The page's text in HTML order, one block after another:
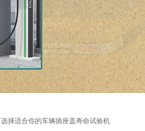
择适合你的车辆插座盖寿命试验机